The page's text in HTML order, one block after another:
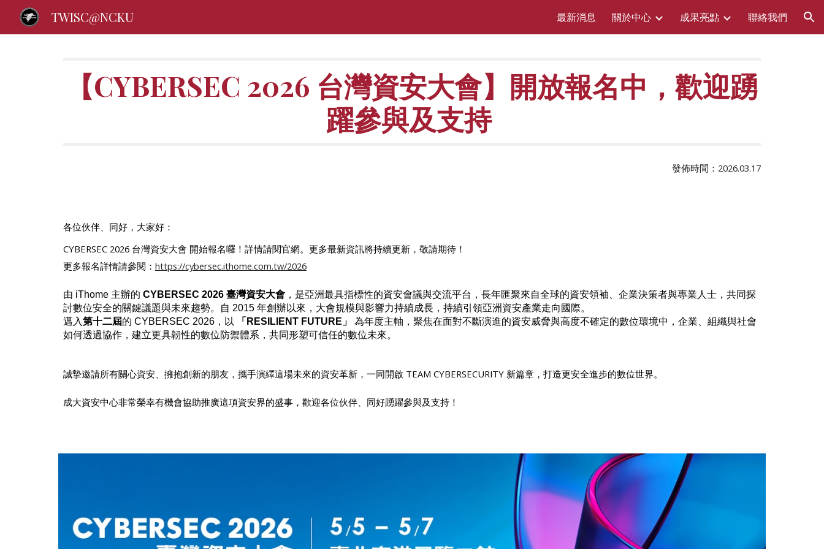
Skip to navigation
TWISC@NCKU 最新消息 關於中心 成果亮點 聯絡我們
【CYBERSEC 2026 台灣資安大會】開放報名中，歡迎踴
躍參與及支持
發佈時間：2026.03.1 7
各位伙伴、同好，大家好：
CYBERSEC 2026台灣資安大會 開始報名囉！詳情請閱官網。更多最新資訊將持續更新，敬請期待！
更多報名詳情請參閱： https://cybersec.ithome.com.tw/2026
由 iThome 主辦的 CYBERSEC 2026 臺灣資安大會，是亞洲最具指標性的資安會議與交流平台，長年匯聚來自全球的資安領袖、企業決策者與專業人士，共同探
討數位安全的關鍵議題與未來趨勢。自 2015 年創辦以來，大會規模與影響力持續成長，持續引領亞洲資安產業走向國際。
邁入第十二屆的 CYBERSEC 2026，以 「RESILIENT FUTURE」
為年度主軸，聚焦在面對不斷演進的資安威脅與高度不確定的數位環境中，企業、組織與社會
如何透過協作，建立更具韌性的數位防禦體系，共同形塑可信任的數位未來。
誠摯邀請所有關心資安、擁抱創新的朋友，攜手演繹這場未來的資安革新，一同開啟 TEAM CYBERSECURITY 新篇章，打造更安全進步的數位世界。
成大資安中心非常榮幸有機會協助推廣這項資安界的盛事，歡迎各位伙伴、同好踴躍參與及支持！